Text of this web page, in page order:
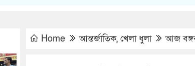
Home আন্তর্জাতিক, খেলা ধুলা আজ